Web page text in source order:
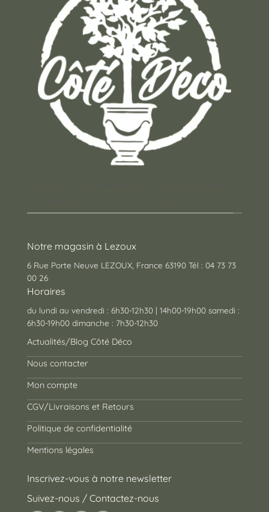
Notre magasin à Lezoux
6 Rue Porte Neuve LEZOUX, France 63190 Tél : 04 73 73
00 26
Horaires
du lundi au vendredi : 6h30-12h30 | 14h00-19h00 samedi :
6h30-19h00 dimanche : 7h30-12h30
Actualités/Blog Côté Déco
Nous contacter
Mon compte
CGV/Livraisons et Retours
Politique de confidentialité
Mentions légales
Inscrivez-vous à notre newsletter
Suivez-nous / Contactez-nous